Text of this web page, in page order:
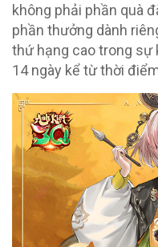
không phải phần quà
phần thưởng dành
thứ hạng cao trong sự
14 ngày kể từ thời